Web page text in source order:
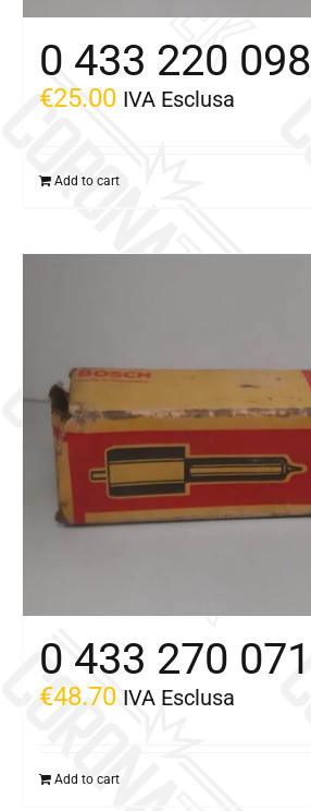
0 433 220 098
€25.00 IVA Esclusa
Add to cart
0 433 270 071
€48.70 IVA Esclusa
Add to cart